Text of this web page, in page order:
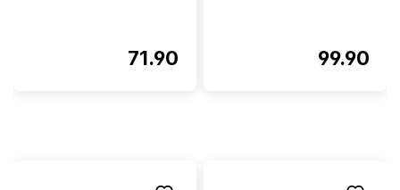
71.90 99.90